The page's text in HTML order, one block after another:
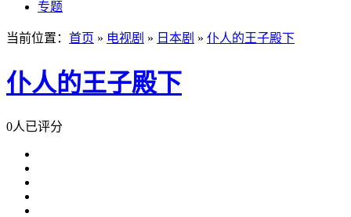
专题
当前位置： 首页 » 电视剧 » 日本剧 » 仆人的王子殿下
仆人的王子殿下
0人已评分